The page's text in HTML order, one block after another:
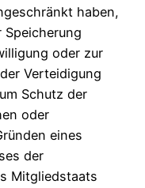
haben,
oder zur
Verteidigung
Schutz der
oder
eines
der
Mitgliedstaats